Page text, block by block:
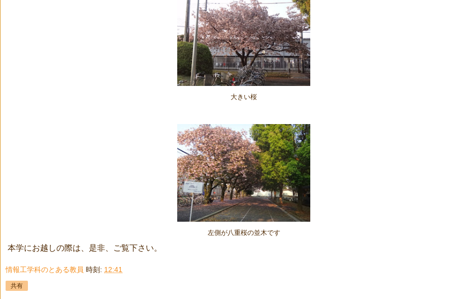
大きい桜
左側が八重桜の並木です
本学にお越しの際は、是非、ご覧下さい。
情報工学科のとある教員 時刻: 12:41
共有